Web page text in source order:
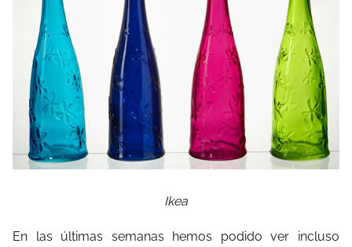
Ikea
En las últimas semanas hemos podido ver incluso